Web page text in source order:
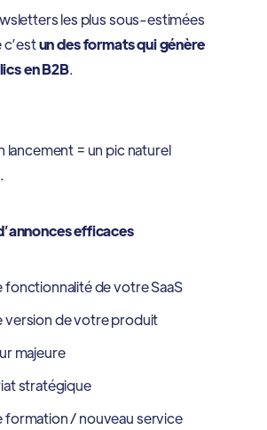
les plus sous-estimées
un des formats qui génère
en B2B.
lancement = un pic naturel
efficaces
fonctionnalité de votre SaaS
version de votre produit
majeure
stratégique
formation / nouveau service